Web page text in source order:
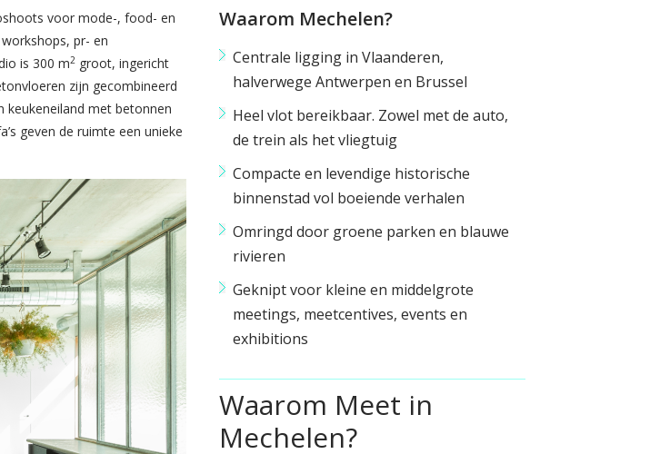
voor mode-, food- en
pr- en
is 300 m2groot, ingericht
zijn gecombineerd
met betonnen
geven de ruimte een unieke
Waarom Mechelen?
Centrale ligging in Vlaanderen,
halverwege Antwerpen en Brussel
Heel vlot bereikbaar. Zowel met de auto,
de trein als het vliegtuig
Compacte en levendige historische
binnenstad vol boeiende verhalen
Omringd door groene parken en blauwe
rivieren
Geknipt voor kleine en middelgrote
meetings, meetcentives, events en
exhibitions
Waarom Meet in
Mechelen?